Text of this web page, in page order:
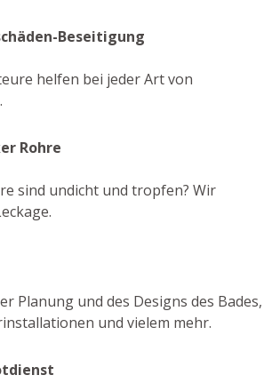
Beseitigung
helfen bei jeder Art von
Rohre
sind undicht und tropfen? Wir
Planung und des Designs des Bades,
und vielem mehr.